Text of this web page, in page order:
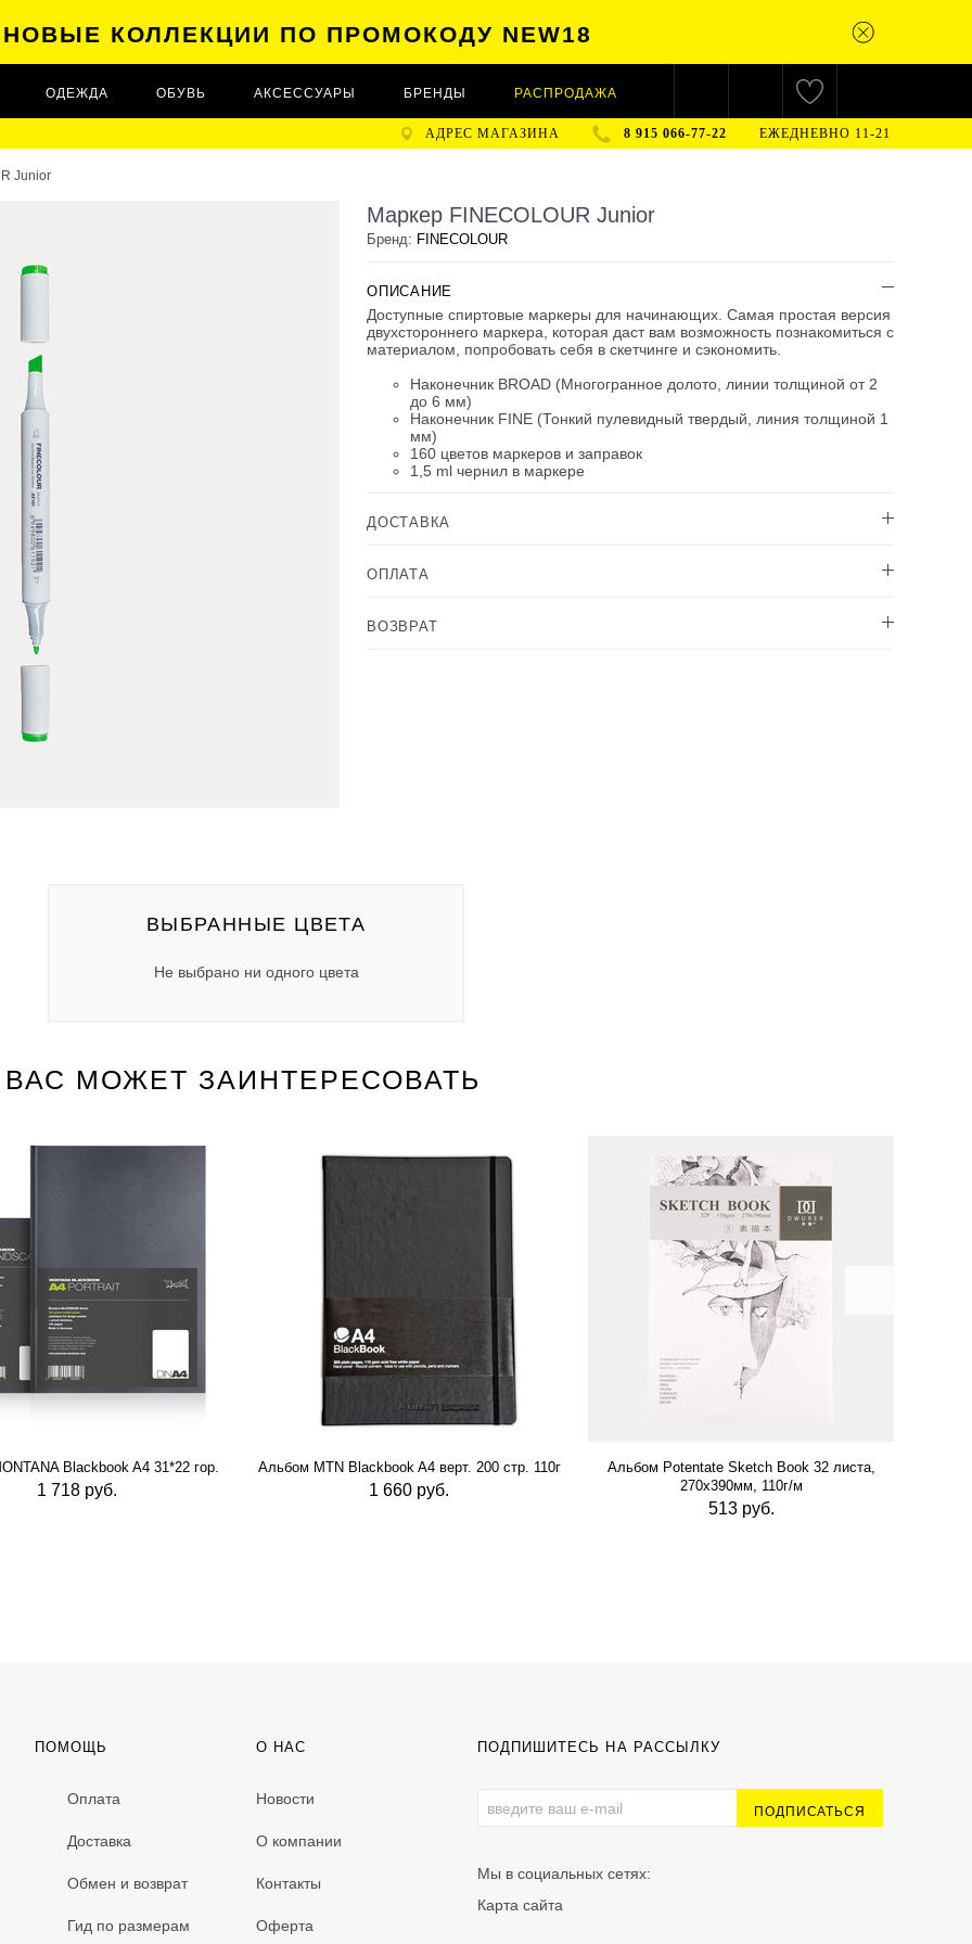
НОВЫЕ КОЛЛЕКЦИИ ПО ПРОМОКОДУ NEW18
АДРЕС МАГАЗИНА 8 915 066-77-22 ЕЖЕДНЕВНО 11-21
ОДЕЖДА ОБУВЬ АКСЕССУАРЫ БРЕНДЫ РАСПРОДАЖА
Junior
Маркер FINECOLOUR Junior
Бренд: FINECOLOUR
ОПИСАНИЕ
Доступные спиртовые маркеры для начинающих. Самая простая версия
двухстороннего маркера, которая даст вам возможность познакомиться с
материалом, попробовать себя в скетчинге и сэкономить.
Наконечник BROAD (Многогранное долото, линии толщиной от 2
до 6 мм)
Наконечник FINE (Тонкий пулевидный твердый, линия толщиной 1
мм)
160 цветов маркеров и заправок
1,5 ml чернил в маркере
ДОСТАВКА
ОПЛАТА
ВОЗВРАТ
ВЫБРАННЫЕ ЦВЕТА
Не выбрано ни одного цвета
ВАС МОЖЕТ ЗАИНТЕРЕСОВАТЬ
Blackbook A4 31*22 гор.
1 718 руб.
Альбом MTN Blackbook A4 верт. 200 стр. 110г
1 660 руб.
Альбом Potentate Sketch Book 32 листа,
270х390мм, 110г/м
513 руб.
ПОМОЩЬ
Оплата
Доставка
Обмен и возврат
Гид по размерам
О НАС
Новости
О компании
Контакты
Оферта
ПОДПИШИТЕСЬ НА РАССЫЛКУ
Мы в социальных сетях:
Карта сайта